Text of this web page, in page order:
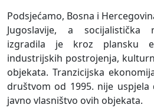
Podsjećamo, Bosna i
Jugoslavije, a socijalistička
izgradila je kroz plansku
industrijskih postrojenja,
objekata. Tranzicijska
društvom od 1995. nije
javno vlasništvo ovih objekata.